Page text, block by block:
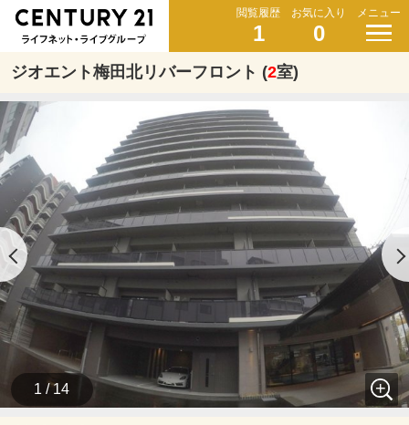
閲覧履歴
1
お気に入り
0
メニュー
ジオエント梅田北リバーフロント (2室)
1 / 14